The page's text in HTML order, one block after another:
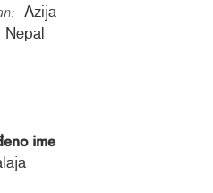
Azija
Nepal
ime